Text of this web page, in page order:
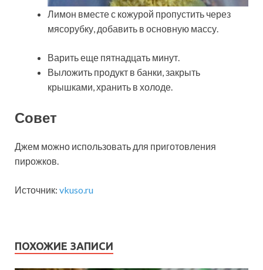
Лимон вместе с кожурой пропустить через
мясорубку, добавить в основную массу.
Варить еще пятнадцать минут.
Выложить продукт в банки, закрыть
крышками, хранить в холоде.
Совет
Джем можно использовать для приготовления
пирожков.
Источник: vkuso.ru
ПОХОЖИЕ ЗАПИСИ